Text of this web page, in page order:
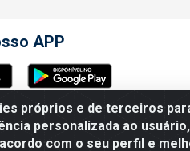
próprios e de terceiros
personalizada ao
com o seu perfil e
APP
KarneKeijo Logistica